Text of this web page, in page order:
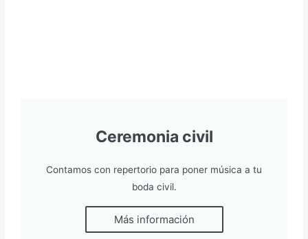
Ceremonia civil
Contamos con repertorio para poner música a tu
boda civil.
Más información